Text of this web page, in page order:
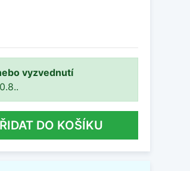
vyzvednutí
DO KOŠÍKU